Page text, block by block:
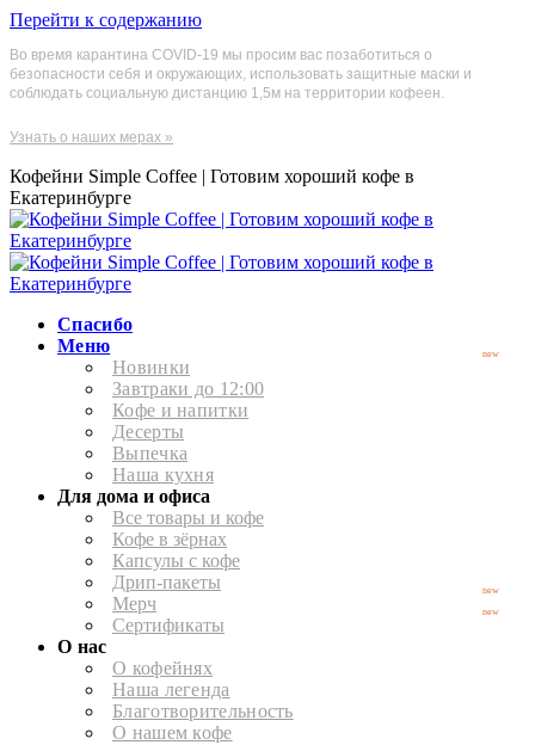
Перейти к содержанию
Во время карантина COVID-19 мы просим вас позаботиться о
безопасности себя и окружающих, использовать защитные маски и
соблюдать социальную дистанцию 1,5м на территории кофеен.
Узнать о наших мерах »
Кофейни Simple Coffee | Готовим хороший кофе в
Екатеринбурге
Спасибо
Меню
Новинки
new
Завтраки до 12:00
Кофе и напитки
Десерты
Выпечка
Наша кухня
Для дома и офиса
Все товары и кофе
Кофе в зёрнах
Капсулы с кофе
Дрип-пакеты
Мерч
new
Сертификаты
new
О нас
О кофейнях
Наша легенда
Благотворительность
О нашем кофе